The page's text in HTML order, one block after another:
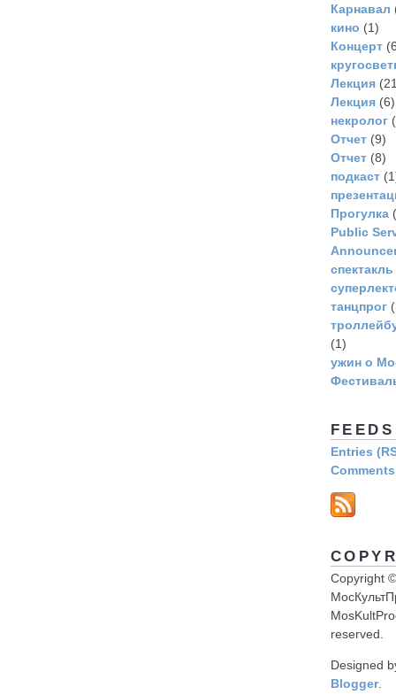
Карнавал
кино (1)
Концерт
Лекция
Лекция (6)
некролог
Отчет (9)
Отчет (8)
подкаст
Прогулка
Рublic
спектакль
танцпрог
(1)
ужин о
FEEDS
Entries
Copyright
reserved.
Designed
Blogger.